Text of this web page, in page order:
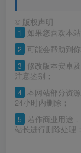
© 版权声明
1 如果您喜欢本站
2 可能会帮助到你
3 修改版本安卓
注意鉴别；
4 本网站部分资
24小时内删除；
5
若作商业用途
站长进行删除处理；